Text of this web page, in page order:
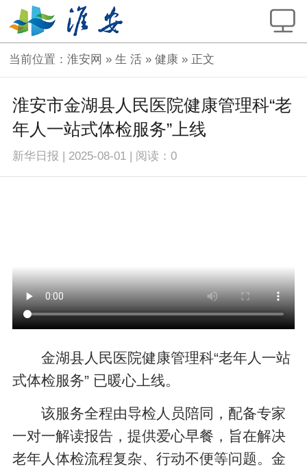
当前位置：淮安网 »生 活 »健康 » 正文
淮安市金湖县人民医院健康管理科“老
年人一站式体检服务”上线
新华日报 | 2025-08-01 | 阅读：0
金湖县人民医院健康管理科“老年人一站
式体检服务” 已暖心上线。
该服务全程由导检人员陪同，配备专家
一对一解读报告，提供爱心早餐，旨在解决
老年人体检流程复杂、行动不便等问题。金